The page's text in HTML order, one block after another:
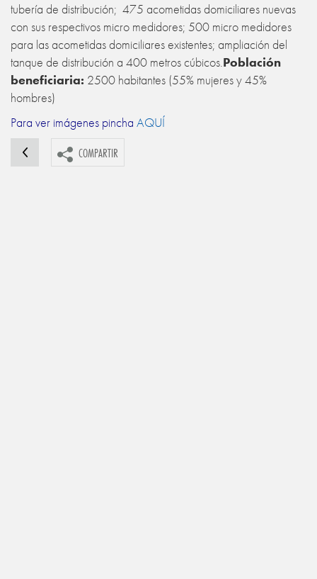
tubería de distribución; 475 acometidas domiciliares nuevas
con sus respectivos micro medidores; 500 micro medidores
para las acometidas domiciliares existentes; ampliación del
tanque de distribución a 400 metros cúbicos.Población
beneficiaria: 2500 habitantes (55% mujeres y 45%
hombres)
Para ver imágenes pincha AQUÍ
COMPARTIR